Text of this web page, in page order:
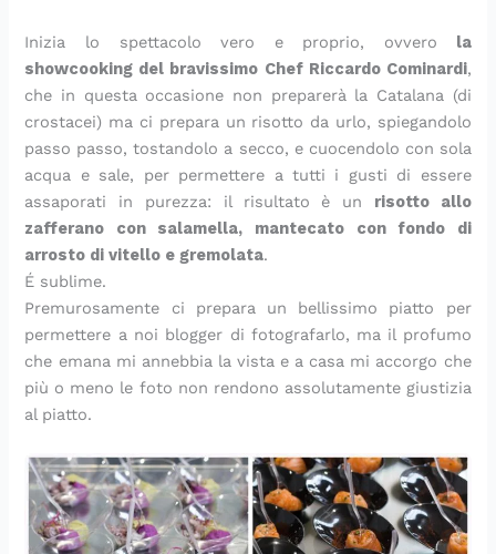
Inizia lo spettacolo vero e proprio, ovvero la
showcooking del bravissimo Chef Riccardo Cominardi,
che in questa occasione non preparerà la Catalana (di
crostacei) ma ci prepara un risotto da urlo, spiegandolo
passo passo, tostandolo a secco, e cuocendolo con sola
acqua e sale, per permettere a tutti i gusti di essere
assaporati in purezza: il risultato è un risotto allo
zafferano con salamella, mantecato con fondo di
arrosto di vitello e gremolata.
É sublime.
Premurosamente ci prepara un bellissimo piatto per
permettere a noi blogger di fotografarlo, ma il profumo
che emana mi annebbia la vista e a casa mi accorgo che
più o meno le foto non rendono assolutamente giustizia
al piatto.